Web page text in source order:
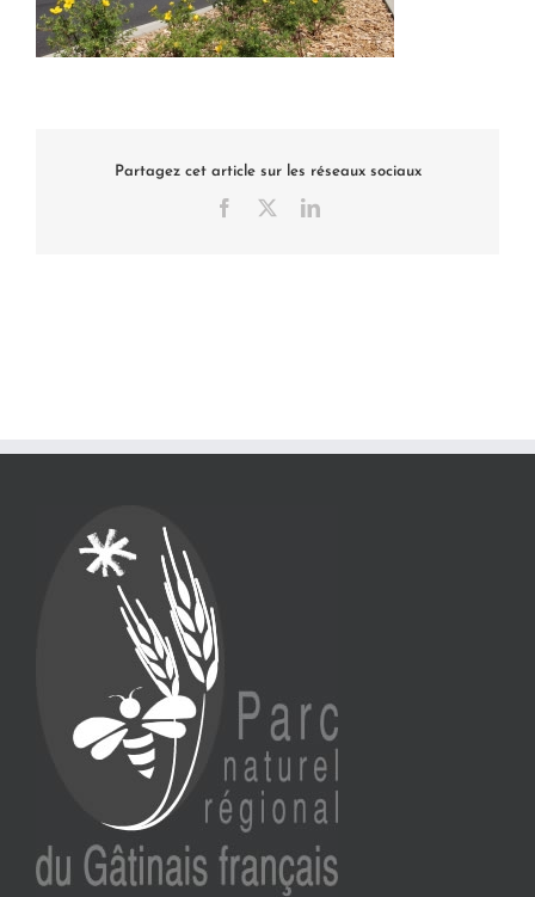
Partagez cet article sur les réseaux sociaux
Facebook LinkedIn